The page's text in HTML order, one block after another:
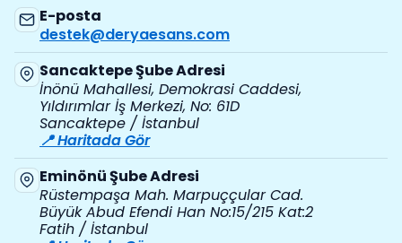
E-posta
destek@deryaesans.com
Sancaktepe Şube Adresi
İnönü Mahallesi, Demokrasi Caddesi,
Yıldırımlar İş Merkezi, No: 61D
Sancaktepe / İstanbul
📍 Haritada Gör
Eminönü Şube Adresi
Rüstempaşa Mah. Marpuççular Cad.
Büyük Abud Efendi Han No:15/215 Kat:2
Fatih / İstanbul